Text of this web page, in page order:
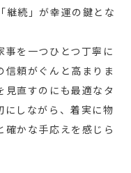
継続」が幸運の鍵とな
事を一つひとつ丁寧に
信頼がぐんと高まりま
直すのにも最適なタ
にしながら、着実に物
かな手応えを感じら